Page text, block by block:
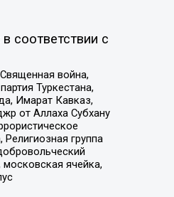
соответствии с
война,
Туркестана,
Имарат Кавказ,
от Аллаха Субхану
группа
ячейка,